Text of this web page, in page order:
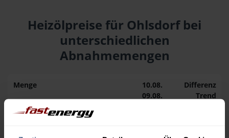
Heizölpreise für Ohlsdorf bei
unterschiedlichen
Abnahmemengen
Menge
10.08.
09.08.
Differenz
Trend
1.000 Liter